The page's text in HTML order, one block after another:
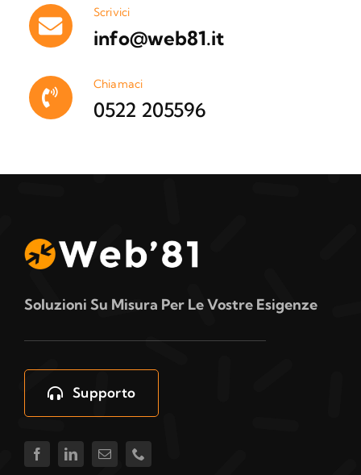
Scrivici
info@web81.it
Chiamaci
0522 205596‬
Soluzioni Su Misura Per Le Vostre Esigenze
Supporto